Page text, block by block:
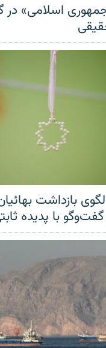
اسلامی» در
بازداشت
با پدیده